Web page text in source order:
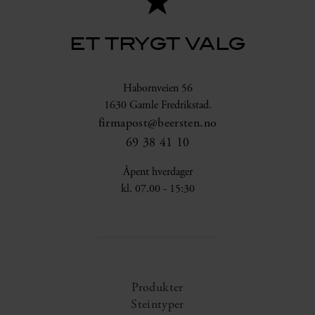
ET TRYGT VALG
Habornveien 56
1630 Gamle Fredrikstad.
firmapost@beersten.no
69 38 41 10
Åpent hverdager
kl. 07.00 - 15:30
Produkter
Steintyper